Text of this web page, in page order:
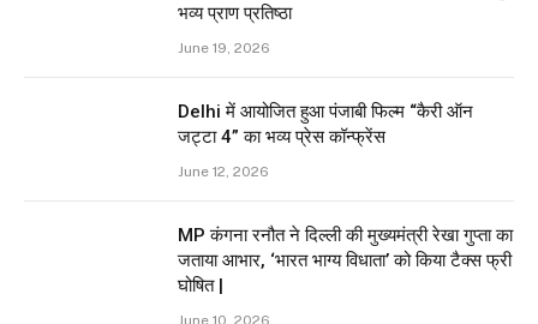
भव्य प्राण प्रतिष्ठा
June 19, 2026
Delhi में आयोजित हुआ पंजाबी फिल्म “कैरी ऑन
जट्टा 4” का भव्य प्रेस कॉन्फ्रेंस
June 12, 2026
MP कंगना रनौत ने दिल्ली की मुख्यमंत्री रेखा गुप्ता का
जताया आभार, ‘भारत भाग्य विधाता’ को किया टैक्स फ्री
घोषित |
June 10, 2026